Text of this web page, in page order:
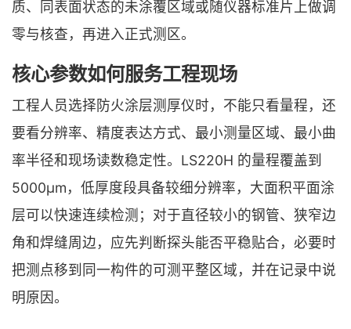
质、同表面状态的未涂覆区域或随仪器标准片上做调
零与核查，再进入正式测区。
核心参数如何服务工程现场
工程人员选择防火涂层测厚仪时，不能只看量程，还
要看分辨率、精度表达方式、最小测量区域、最小曲
率半径和现场读数稳定性。LS220H 的量程覆盖到
5000μm，低厚度段具备较细分辨率，大面积平面涂
层可以快速连续检测；对于直径较小的钢管、狭窄边
角和焊缝周边，应先判断探头能否平稳贴合，必要时
把测点移到同一构件的可测平整区域，并在记录中说
明原因。